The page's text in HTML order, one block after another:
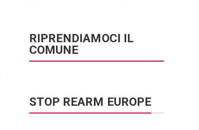
RIPRENDIAMOCI IL
COMUNE
STOP REARM EUROPE